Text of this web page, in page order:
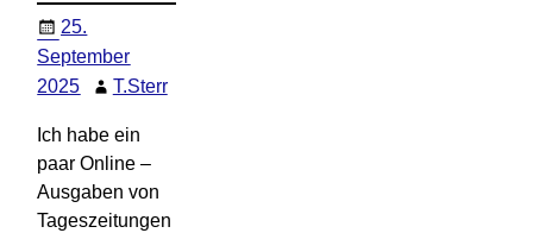
25.
September
2025
T.Sterr
Ich habe ein
paar Online –
Ausgaben von
Tageszeitungen